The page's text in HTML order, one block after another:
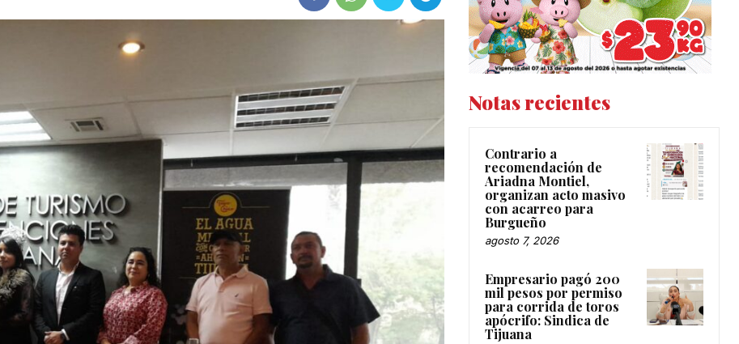
Notas recientes
Contrario a
recomendación de
Ariadna Montiel,
organizan acto masivo
con acarreo para
Burgueño
agosto 7, 2026
Empresario pagó 200
mil pesos por permiso
para corrida de toros
apócrifo: Sindica de
Tijuana